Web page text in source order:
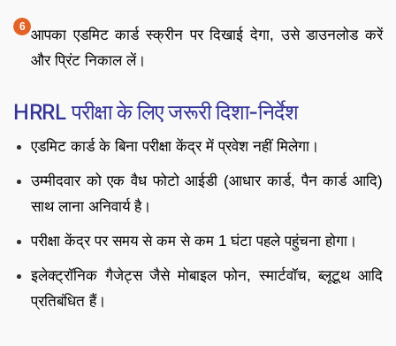
आपका एडमिट कार्ड स्क्रीन पर दिखाई देगा, उसे डाउनलोड करें
और प्रिंट निकाल लें।
HRRL परीक्षा के लिए जरूरी दिशा-निर्देश
एडमिट कार्ड के बिना परीक्षा केंद्र में प्रवेश नहीं मिलेगा।
उम्मीदवार को एक वैध फोटो आईडी (आधार कार्ड, पैन कार्ड आदि)
साथ लाना अनिवार्य है।
परीक्षा केंद्र पर समय से कम से कम 1 घंटा पहले पहुंचना होगा।
इलेक्ट्रॉनिक गैजेट्स जैसे मोबाइल फोन, स्मार्टवॉच, ब्लूटूथ आदि
प्रतिबंधित हैं।